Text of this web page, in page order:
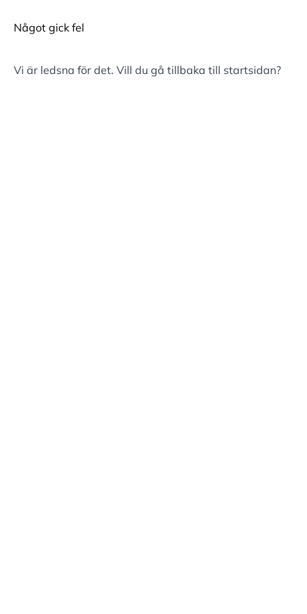
Något gick fel
Vi är ledsna för det. Vill du gå tillbaka till startsidan?